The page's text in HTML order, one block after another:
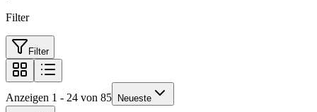
Filter
Filter
Anzeigen 1 - 24 von 85 Neueste